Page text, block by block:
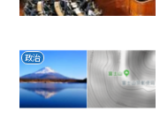
政治